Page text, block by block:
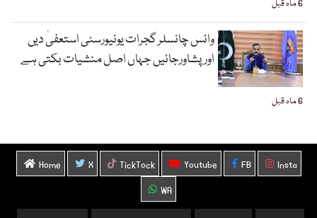
6 ماہ قبل
6 ماہ قبل
وائس چانسلر گجرات یونیورسٹی استعفیٰ دیں
اورپشاورجائیں جہاں اصل منشیات بکتی ہے
Home X TickTock Youtube FB
Insta
WA